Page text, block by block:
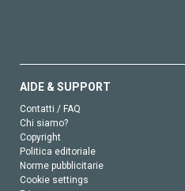
AIDE & SUPPORT
Contatti / FAQ
Chi siamo?
Copyright
Politica editoriale
Norme pubblicitarie
Cookie settings